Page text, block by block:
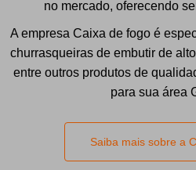
no mercado, oferecendo
A empresa Caixa de fogo é
churrasqueiras de embutir de
entre outros produtos de
para sua área
Saiba mais sobre a